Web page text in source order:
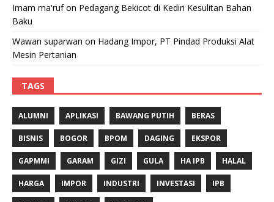
Imam ma'rufon Pedagang Bekicot di Kediri Kesulitan Bahan
Baku
Wawan suparwan on Hadang Impor, PT Pindad Produksi Alat
Mesin Pertanian
TAGS
ALUMNI APLIKASI BAWANG PUTIH BERAS
BISNIS BOGOR BPOM DAGING EKSPOR
GAPMMI GARAM GIZI GULA HA IPB HALAL
HARGA IMPOR INDUSTRI INVESTASI IPB